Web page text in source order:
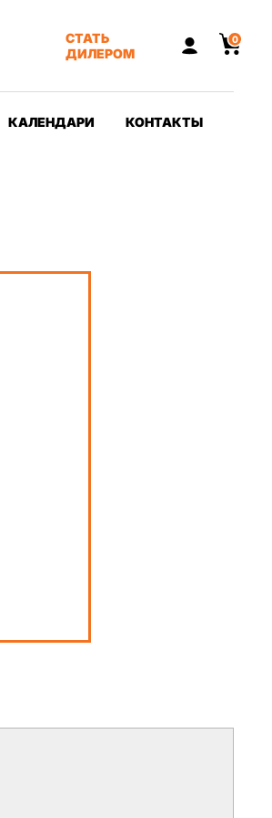
СТАТЬ
ДИЛЕРОМ
0
КАЛЕНДАРИ КОНТАКТЫ